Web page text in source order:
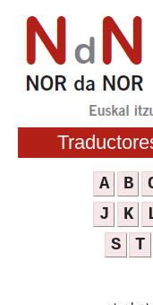
A B
J
K
S
T